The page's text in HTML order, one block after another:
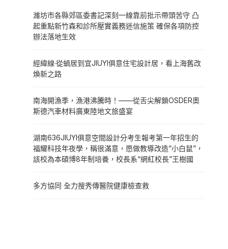
濰坊市各縣郊區委書記深刻一線靠前批示帶頭苦守 凸
起重點新竹森和診所壓實義務迷信施策 確保各項防控
辦法落地生效
經緯線·從蝸居到宜JIUYI俱意住宅設計居，看上海舊改
煥新之路
南海開漁季，漁港沸騰時！——從舌尖解鎖OSDER奧
斯德汽車材料廣東陸地文旅盛宴
湖南636JIUYI俱意空間設計分考生報考第一年招生的
福耀科技年夜學，稱很滿意，愿做教導改造“小白鼠”，
該校為本碩博8年制培養，校長系“網紅校長”王樹國
多方協同 全力搜秀傳醫院健康檢查救